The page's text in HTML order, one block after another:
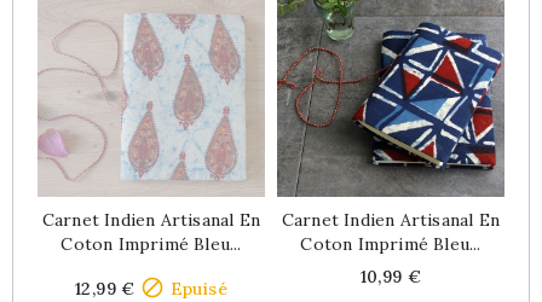
Carnet Indien Artisanal En
Coton Imprimé Bleu...
12,99 €  Epuisé
Carnet Indien Artisanal En
Coton Imprimé Bleu...
Price
10,99 €